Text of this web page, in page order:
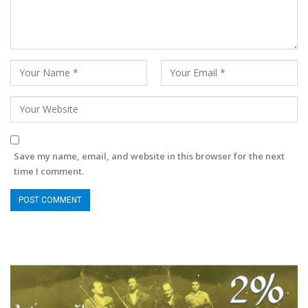
Save my name, email, and website in this browser for the next
time I comment.